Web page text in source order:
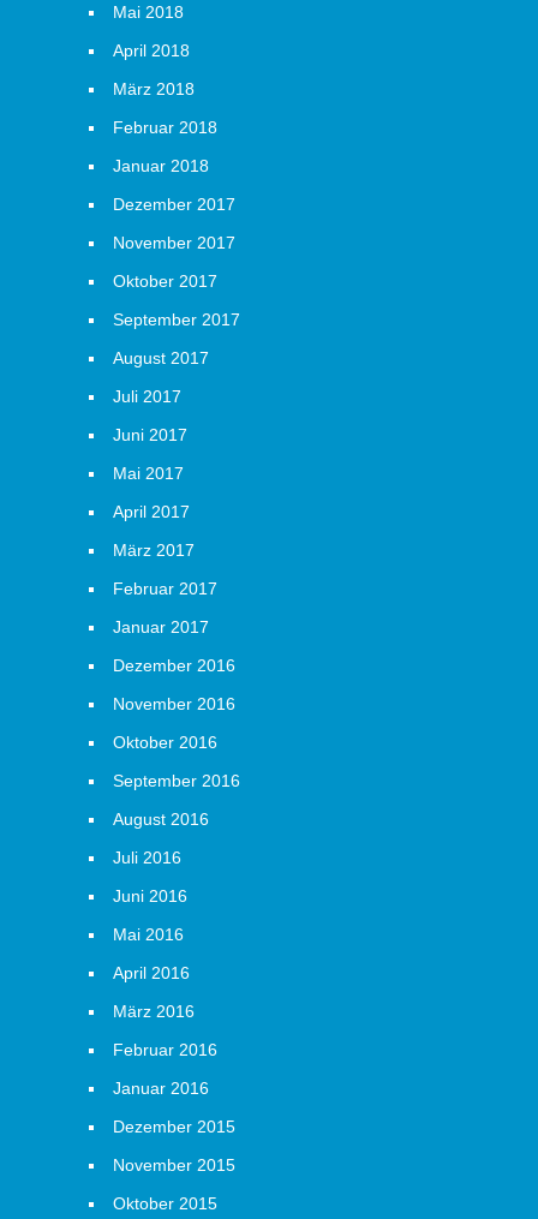
Mai 2018
April 2018
März 2018
Februar 2018
Januar 2018
Dezember 2017
November 2017
Oktober 2017
September 2017
August 2017
Juli 2017
Juni 2017
Mai 2017
April 2017
März 2017
Februar 2017
Januar 2017
Dezember 2016
November 2016
Oktober 2016
September 2016
August 2016
Juli 2016
Juni 2016
Mai 2016
April 2016
März 2016
Februar 2016
Januar 2016
Dezember 2015
November 2015
Oktober 2015